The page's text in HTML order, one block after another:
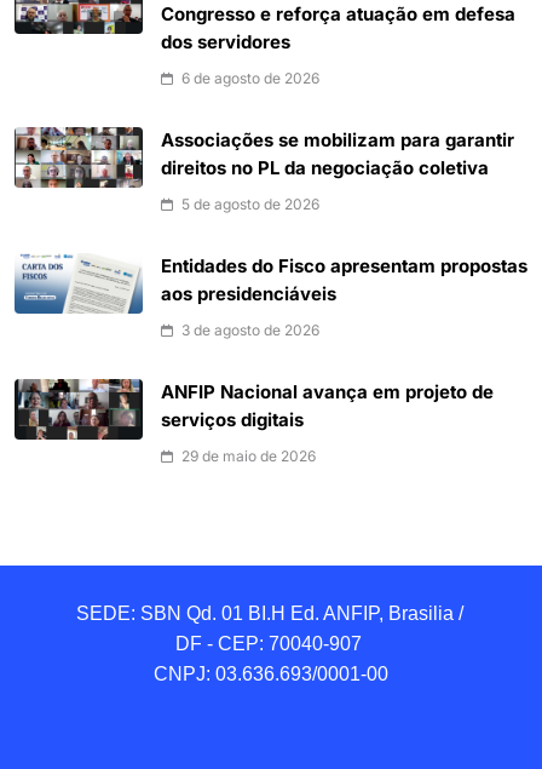
Congresso e reforça atuação em defesa
dos servidores
6 de agosto de 2026
Associações se mobilizam para garantir
direitos no PL da negociação coletiva
5 de agosto de 2026
Entidades do Fisco apresentam propostas
aos presidenciáveis
3 de agosto de 2026
ANFIP Nacional avança em projeto de
serviços digitais
29 de maio de 2026
SEDE: SBN Qd. 01 BI.H Ed. ANFIP, Brasilia /
DF - CEP: 70040-907
CNPJ: 03.636.693/0001-00